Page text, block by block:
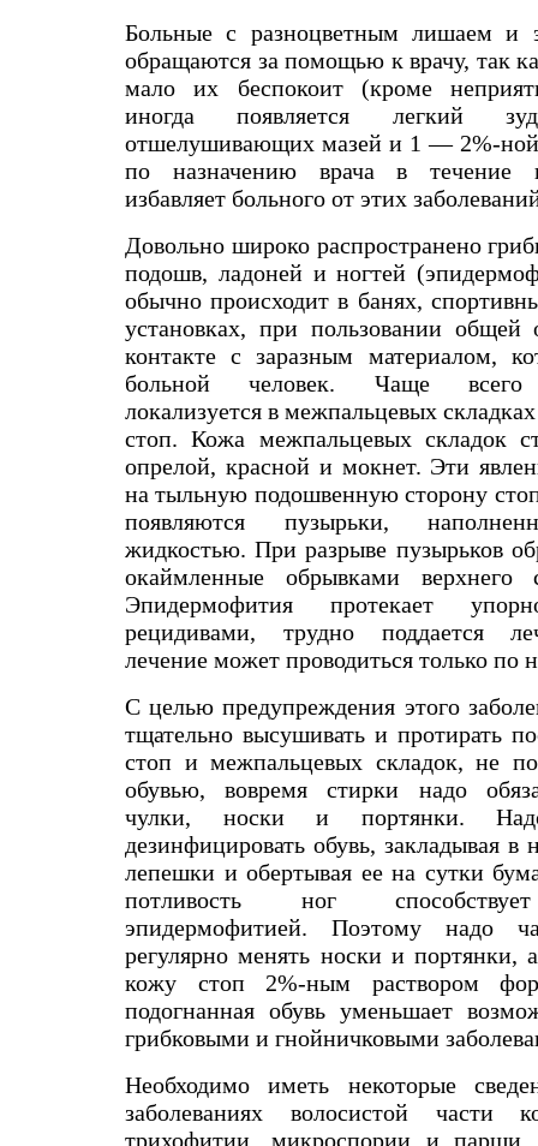
Больные с разноцветным лишаем и
обращаются за помощью к врачу, так
мало их беспокоит (кроме
иногда появляется легкий
отшелушивающих мазей и 1 — 2%-ной
по назначению врача в течение
избавляет больного от этих
Довольно широко распространено
подошв, ладоней и ногтей
обычно происходит в банях,
установках, при пользовании
контакте с заразным материалом,
больной человек. Чаще всего
локализуется в межпальцевых
стоп. Кожа межпальцевых складок
опрелой, красной и мокнет. Эти
на тыльную подошвенную сторону
появляются пузырьки,
жидкостью. При разрыве пузырьков
окаймленные обрывками верхнего
Эпидермофития протекает
рецидивами, трудно поддается
лечение может проводиться только по
С целью предупреждения этого
тщательно высушивать и протирать
стоп и межпальцевых складок, не
обувью, вовремя стирки надо
чулки, носки и портянки.
дезинфицировать обувь, закладывая в
лепешки и обертывая ее на сутки
потливость ног
эпидермофитией. Поэтому надо
регулярно менять носки и портянки,
кожу стоп 2%-ным раствором
подогнанная обувь уменьшает
грибковыми и гнойничковыми
Необходимо иметь некоторые
заболеваниях волосистой
трихофитии, микроспории и парши.